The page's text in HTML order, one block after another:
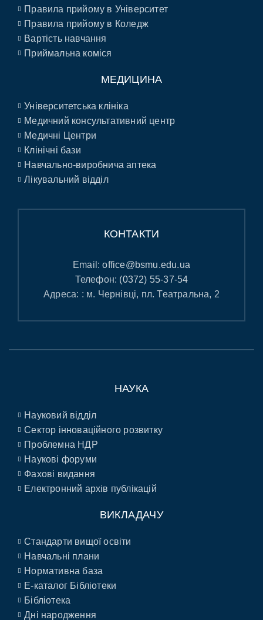
Правила прийому в Університет
Правила прийому в Коледж
Вартість навчання
Приймальна коміся
МЕДИЦИНА
Університетська клініка
Медичний консультативний центр
Медичні Центри
Клінічні бази
Навчально-виробнича аптека
Лікувальний відділ
КОНТАКТИ
Email:office@bsmu.edu.ua
Телефон: (0372) 55-37-54
Адреса: : м. Чернівці, пл. Театральна, 2
НАУКА
Науковий відділ
Сектор інноваційного розвитку
Проблемна НДР
Наукові форуми
Фахові видання
Електронний архів публікацій
ВИКЛАДАЧУ
Стандарти вищої освіти
Навчальні плани
Нормативна база
E-каталог Бібліотеки
Бібліотека
Дні народження